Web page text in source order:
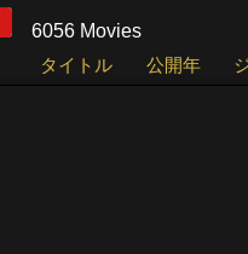
6056 Movies
タイトル 公開年